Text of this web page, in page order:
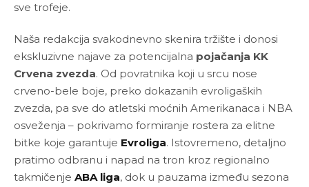
sve trofeje.
Naša redakcija svakodnevno skenira tržište i donosi
ekskluzivne najave za potencijalna pojačanja KK
Crvena zvezda. Od povratnika koji u srcu nose
crveno-bele boje, preko dokazanih evroligaških
zvezda, pa sve do atletski moćnih Amerikanaca i NBA
osveženja – pokrivamo formiranje rostera za elitne
bitke koje garantuje Evroliga. Istovremeno, detaljno
pratimo odbranu i napad na tron kroz regionalno
takmičenje ABA liga, dok u pauzama između sezona